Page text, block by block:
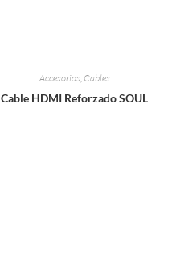
Accesorios, Cables
Cable HDMI Reforzado SOUL